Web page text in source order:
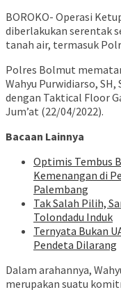
BOROKO- Operasi
diberlakukan serentak
tanah air, termasuk
Polres Bolmut
Wahyu Purwidiarso,
dengan Taktical Floor
Jum’at (22/04/2022).
Bacaan Lainnya
Optimis Tembus
Kemenangan di
Palembang
Tak Salah Pilih,
Tolondadu Induk
Ternyata Bukan
Pendeta Dilarang
Dalam arahannya,
merupakan suatu